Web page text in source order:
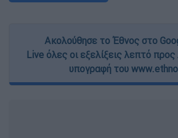
Ακολούθησε το Έθνος στο
Live όλες οι εξελίξεις λεπτό
υπογραφή του